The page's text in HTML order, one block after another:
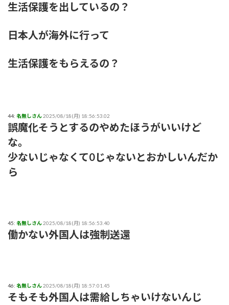
生活保護を出しているの？
日本人が海外に行って
生活保護をもらえるの？
44: 名無しさん2025/08/18(月) 18:56:53.02
誤魔化そうとするのやめたほうがいいけど
な。
少ないじゃなくて0じゃないとおかしいんだか
ら
45: 名無しさん2025/08/18(月) 18:56:53.40
働かない外国人は強制送還
46: 名無しさん2025/08/18(月) 18:57:01.45
そもそも外国人は需給しちゃいけないんじ